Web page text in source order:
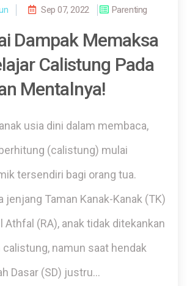
Sep 07, 2022 Parenting
Dampak Memaksa
Calistung Pada
Mentalnya!
usia dini dalam membaca,
(calistung) mulai
tersendiri bagi orang tua.
jenjang Taman Kanak-Kanak (TK)
Athfal (RA), anak tidak ditekankan
namun saat hendak
Dasar (SD) justru…